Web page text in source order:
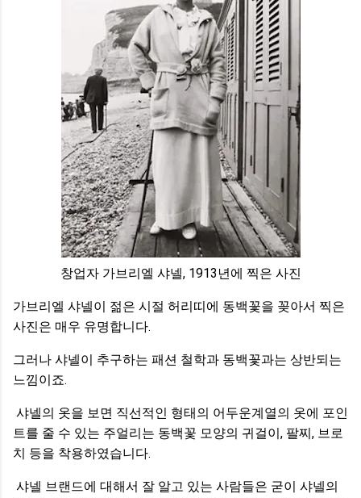
창업자 가브리엘 샤넬, 1913년에 찍은 사진
가브리엘 샤넬이 젊은 시절 허리띠에 동백꽃을 꽂아서 찍은
사진은 매우 유명합니다.
그러나 샤넬이 추구하는 패션 철학과 동백꽃과는 상반되는
느낌이죠.
샤넬의 옷을 보면 직선적인 형태의 어두운계열의 옷에 포인
트를 줄 수 있는 주얼리는 동백꽃 모양의 귀걸이, 팔찌, 브로
치 등을 착용하였습니다.
샤넬 브랜드에 대해서 잘 알고 있는 사람들은 굳이 샤넬의